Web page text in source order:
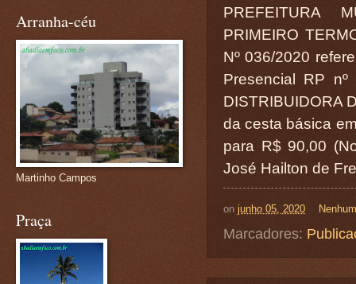
PREFEITURA
PRIMEIRO
Nº 036/2020
Presencial RP
DISTRIBUIDORA
da cesta básica
para R$ 90,00
José Hailton de
on junho 05, 2020
Marcadores:
Arranha-céu
Martinho Campos
Praça